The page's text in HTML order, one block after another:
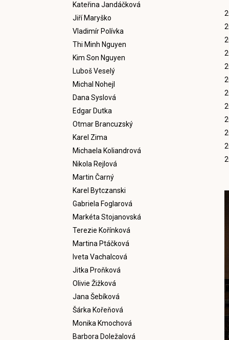
Kateřina Jandáčková
Jiří Maryško
Vladimír Polívka
Thi Minh Nguyen
Kim Son Nguyen
Luboš Veselý
Michal Nohejl
Dana Syslová
Edgar Dutka
Otmar Brancuzský
Karel Zima
Michaela Koliandrová
Nikola Rejlová
Martin Čarný
Karel Bytczanski
Gabriela Foglarová
Markéta Stojanovská
Terezie Kořínková
Martina Ptáčková
Iveta Vachalcová
Jitka Proňková
Olivie Žižková
Jana Šebíková
Šárka Kořeňová
Monika Kmochová
Barbora Doležalová